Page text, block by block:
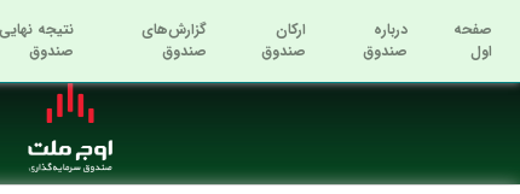
صفحه
اول
درباره
صندوق
ارکان
صندوق
گزارش‌های
صندوق
نتیجه
صندوق